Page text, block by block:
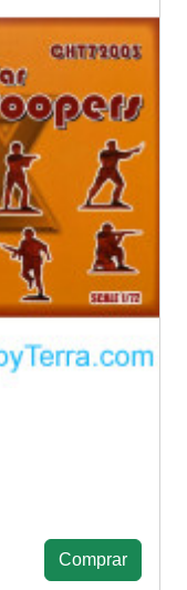
Сomprar